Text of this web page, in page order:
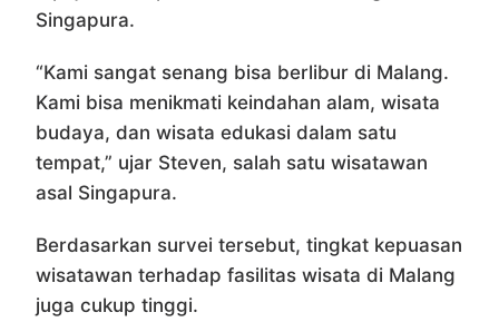
Singapura.
“Kami sangat senang bisa berlibur di Malang.
Kami bisa menikmati keindahan alam, wisata
budaya, dan wisata edukasi dalam satu
tempat,” ujar Steven, salah satu wisatawan
asal Singapura.
Berdasarkan survei tersebut, tingkat kepuasan
wisatawan terhadap fasilitas wisata di Malang
juga cukup tinggi.